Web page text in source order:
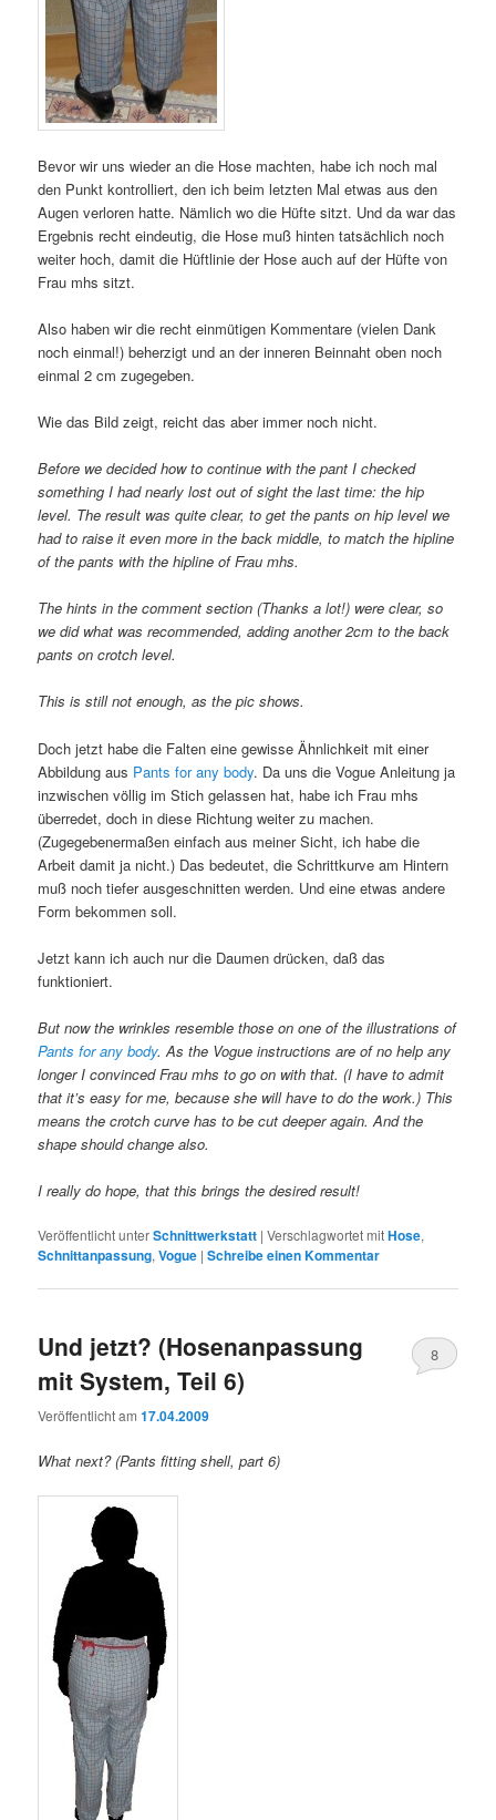
Bevor wir uns wieder an die Hose machten, habe ich noch mal
den Punkt kontrolliert, den ich beim letzten Mal etwas aus den
Augen verloren hatte. Nämlich wo die Hüfte sitzt. Und da war das
Ergebnis recht eindeutig, die Hose muß hinten tatsächlich noch
weiter hoch, damit die Hüftlinie der Hose auch auf der Hüfte von
Frau mhs sitzt.
Also haben wir die recht einmütigen Kommentare (vielen Dank
noch einmal!) beherzigt und an der inneren Beinnaht oben noch
einmal 2 cm zugegeben.
Wie das Bild zeigt, reicht das aber immer noch nicht.
Before we decided how to continue with the pant I checked
something I had nearly lost out of sight the last time: the hip
level. The result was quite clear, to get the pants on hip level we
had to raise it even more in the back middle, to match the hipline
of the pants with the hipline of Frau mhs.
The hints in the comment section (Thanks a lot!) were clear, so
we did what was recommended, adding another 2cm to the back
pants on crotch level.
This is still not enough, as the pic shows.
Doch jetzt habe die Falten eine gewisse Ähnlichkeit mit einer
Abbildung aus Pants for any body. Da uns die Vogue Anleitung ja
inzwischen völlig im Stich gelassen hat, habe ich Frau mhs
überredet, doch in diese Richtung weiter zu machen.
(Zugegebenermaßen einfach aus meiner Sicht, ich habe die
Arbeit damit ja nicht.) Das bedeutet, die Schrittkurve am Hintern
muß noch tiefer ausgeschnitten werden. Und eine etwas andere
Form bekommen soll.
Jetzt kann ich auch nur die Daumen drücken, daß das
funktioniert.
But now the wrinkles resemble those on one of the illustrations of
Pants for any body. As the Vogue instructions are of no help any
longer I convinced Frau mhs to go on with that. (I have to admit
that it’s easy for me, because she will have to do the work.) This
means the crotch curve has to be cut deeper again. And the
shape should change also.
I really do hope, that this brings the desired result!
Veröffentlicht unterSchnittwerkstatt |Verschlagwortet mitHose,
Schnittanpassung,Vogue |Schreibe einen Kommentar
Und jetzt? (Hosenanpassung
mit System, Teil 6)
Veröffentlicht am17.04.2009
8
What next? (Pants fitting shell, part 6)